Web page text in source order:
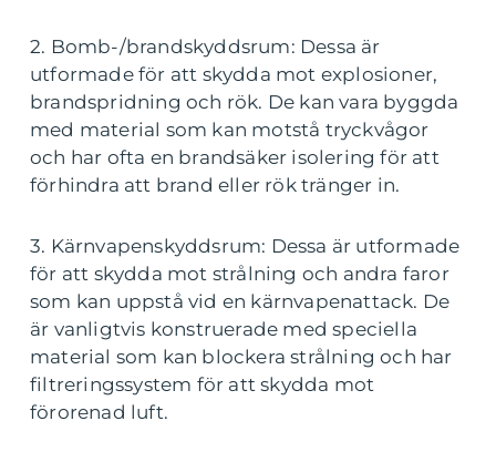
2. Bomb-/brandskyddsrum: Dessa är
utformade för att skydda mot explosioner,
brandspridning och rök. De kan vara byggda
med material som kan motstå tryckvågor
och har ofta en brandsäker isolering för att
förhindra att brand eller rök tränger in.
3. Kärnvapenskyddsrum: Dessa är utformade
för att skydda mot strålning och andra faror
som kan uppstå vid en kärnvapenattack. De
är vanligtvis konstruerade med speciella
material som kan blockera strålning och har
filtreringssystem för att skydda mot
förorenad luft.